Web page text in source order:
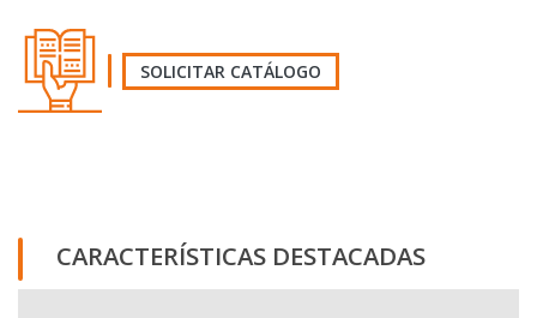
SOLICITAR CATÁLOGO
CARACTERÍSTICAS DESTACADAS